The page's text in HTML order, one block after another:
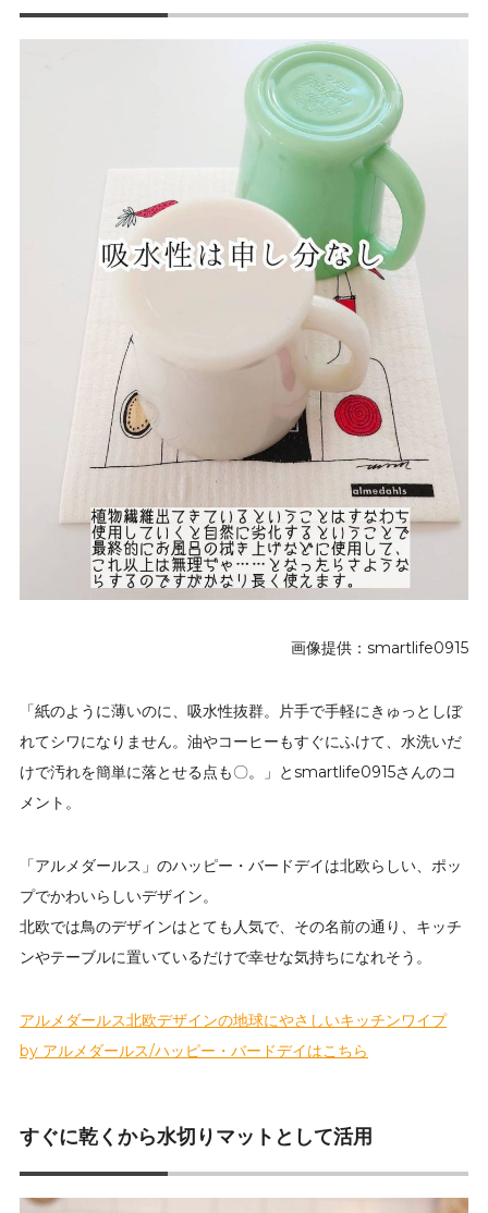
画像提供：smartlife0915
「紙のように薄いのに、吸水性抜群。片手で手軽にきゅっとしぼ
れてシワになりません。油やコーヒーもすぐにふけて、水洗いだ
けで汚れを簡単に落とせる点も〇。」とsmartlife0915さんのコ
メント。
「アルメダールス」のハッピー・バードデイは北欧らしい、ポッ
プでかわいらしいデザイン。
北欧では鳥のデザインはとても人気で、その名前の通り、キッチ
ンやテーブルに置いているだけで幸せな気持ちになれそう。
アルメダールス北欧デザインの地球にやさしいキッチンワイプ
by アルメダールス/ハッピー・バードデイはこちら
すぐに乾くから水切りマットとして活用